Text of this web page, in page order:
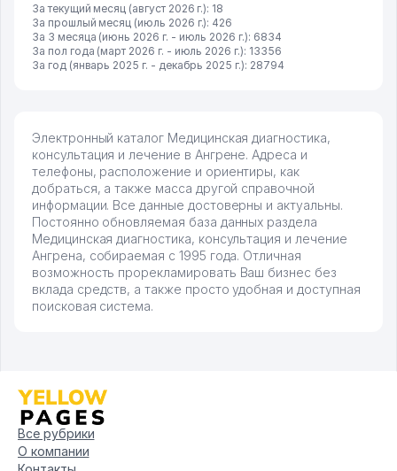
За текущий месяц (август 2026 г.): 18
За прошлый месяц (июль 2026 г.): 426
За 3 месяца (июнь 2026 г. - июль 2026 г.): 6834
За пол года (март 2026 г. - июль 2026 г.): 13356
За год (январь 2025 г. - декабрь 2025 г.): 28794
Электронный каталог Медицинская диагностика,
консультация и лечение в Ангрене. Адреса и
телефоны, расположение и ориентиры, как
добраться, а также масса другой справочной
информации. Все данные достоверны и актуальны.
Постоянно обновляемая база данных раздела
Медицинская диагностика, консультация и лечение
Ангрена, собираемая с 1995 года. Отличная
возможность прорекламировать Ваш бизнес без
вклада средств, а также просто удобная и доступная
поисковая система.
Все рубрики
О компании